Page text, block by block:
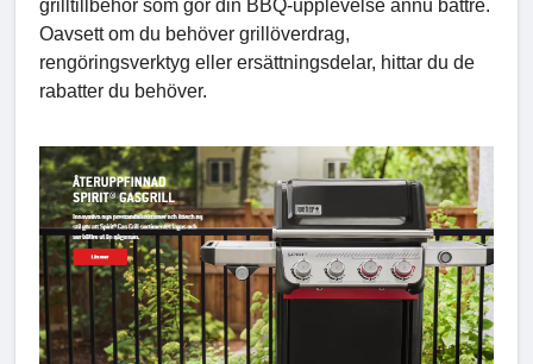
grilltillbehör som gör din BBQ-upplevelse ännu bättre.
Oavsett om du behöver grillöverdrag,
rengöringsverktyg eller ersättningsdelar, hittar du de
rabatter du behöver.